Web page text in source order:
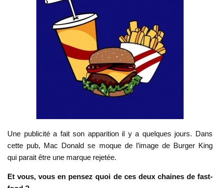
Une publicité a fait son apparition il y a quelques jours. Dans
cette pub, Mac Donald se moque de l’image de Burger King
qui parait être une marque rejetée.
Et vous, vous en pensez quoi de ces deux chaines de fast-